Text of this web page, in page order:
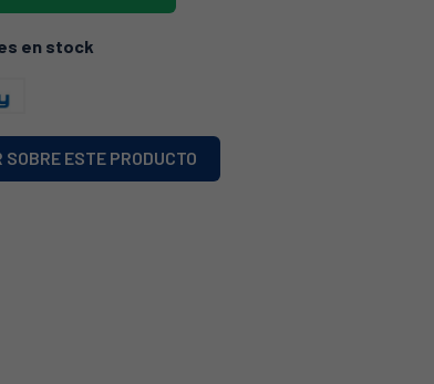
en stock
SOBRE ESTE PRODUCTO